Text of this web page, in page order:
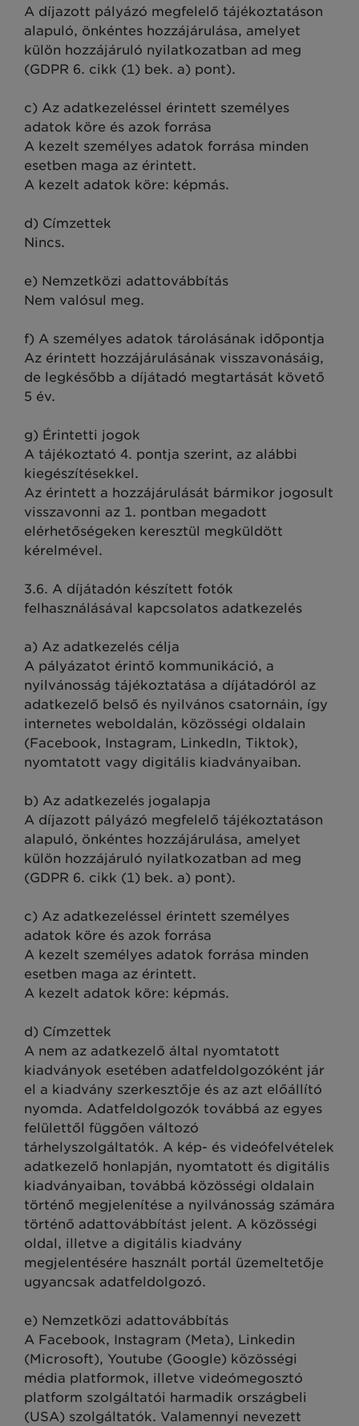
A díjazott pályázó megfelelő tájékoztatáson
alapuló, önkéntes hozzájárulása, amelyet
külön hozzájáruló nyilatkozatban ad meg
(GDPR 6. cikk (1) bek. a) pont).
c) Az adatkezeléssel érintett személyes
adatok köre és azok forrása
A kezelt személyes adatok forrása minden
esetben maga az érintett.
A kezelt adatok köre: képmás.
d) Címzettek
Nincs.
e) Nemzetközi adattovábbítás
Nem valósul meg.
f) A személyes adatok tárolásának időpontja
Az érintett hozzájárulásának visszavonásáig,
de legkésőbb a díjátadó megtartását követő
5 év.
g) Érintetti jogok
A tájékoztató 4. pontja szerint, az alábbi
kiegészítésekkel.
Az érintett a hozzájárulását bármikor jogosult
visszavonni az 1. pontban megadott
elérhetőségeken keresztül megküldött
kérelmével.
3.6. A díjátadón készített fotók
felhasználásával kapcsolatos adatkezelés
a) Az adatkezelés célja
A pályázatot érintő kommunikáció, a
nyilvánosság tájékoztatása a díjátadóról az
adatkezelő belső és nyilvános csatornáin, így
internetes weboldalán, közösségi oldalain
(Facebook, Instagram, LinkedIn, Tiktok),
nyomtatott vagy digitális kiadványaiban.
b) Az adatkezelés jogalapja
A díjazott pályázó megfelelő tájékoztatáson
alapuló, önkéntes hozzájárulása, amelyet
külön hozzájáruló nyilatkozatban ad meg
(GDPR 6. cikk (1) bek. a) pont).
c) Az adatkezeléssel érintett személyes
adatok köre és azok forrása
A kezelt személyes adatok forrása minden
esetben maga az érintett.
A kezelt adatok köre: képmás.
d) Címzettek
A nem az adatkezelő által nyomtatott
kiadványok esetében adatfeldolgozóként jár
el a kiadvány szerkesztője és az azt előállító
nyomda. Adatfeldolgozók továbbá az egyes
felülettől függően változó
tárhelyszolgáltatók. A kép- és videófelvételek
adatkezelő honlapján, nyomtatott és digitális
kiadványaiban, továbbá közösségi oldalain
történő megjelenítése a nyilvánosság számára
történő adattovábbítást jelent. A közösségi
oldal, illetve a digitális kiadvány
megjelentésére használt portál üzemeltetője
ugyancsak adatfeldolgozó.
e) Nemzetközi adattovábbítás
A Facebook, Instagram (Meta), Linkedin
(Microsoft), Youtube (Google) közösségi
média platformok, illetve videómegosztó
platform szolgáltatói harmadik országbeli
(USA) szolgáltatók. Valamennyi nevezett